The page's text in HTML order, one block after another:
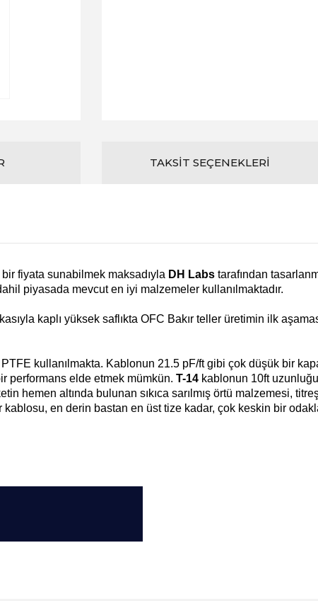
TAKSIT SEÇENEKLERI
fiyata sunabilmek maksadıyla DH Labs tarafından
piyasada mevcut en iyi malzemeler kullanılmaktadır.
kaplı yüksek saflıkta OFC Bakır teller üretimin ilk
kullanılmakta. Kablonun 21.5 pF/ft gibi çok düşük bir
performans elde etmek mümkün. T-14 kablonun 10ft
hemen altında bulunan sıkıca sarılmış örtü malzemesi,
kablosu, en derin bastan en üst tize kadar, çok keskin bir